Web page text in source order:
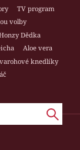
TV program
volby
Dědka
Aloe vera
knedlíky